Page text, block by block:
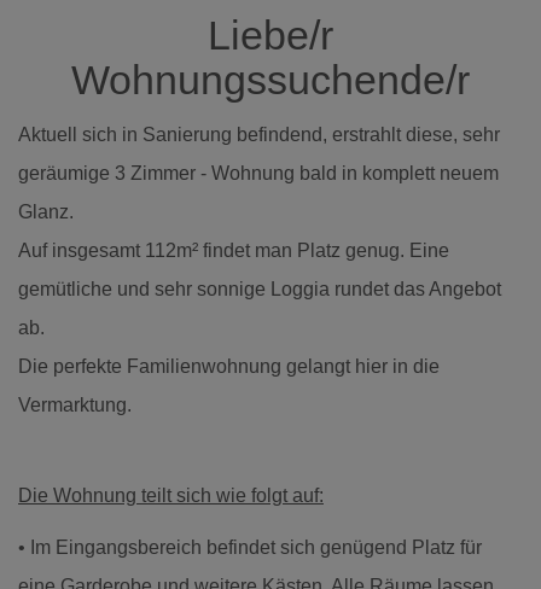
Liebe/r
Wohnungssuchende/r
Aktuell sich in Sanierung befindend, erstrahlt diese, sehr
geräumige 3 Zimmer - Wohnung bald in komplett neuem
Glanz.
Auf insgesamt 112m² findet man Platz genug. Eine
gemütliche und sehr sonnige Loggia rundet das Angebot
ab.
Die perfekte Familienwohnung gelangt hier in die
Vermarktung.
Die Wohnung teilt sich wie folgt auf:
• Im Eingangsbereich befindet sich genügend Platz für